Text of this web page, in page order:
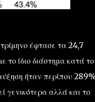
έφτασε τα 24,7
το ίδιο διάστημα κατά το
ήταν περίπου
γενικότερα αλλά και το